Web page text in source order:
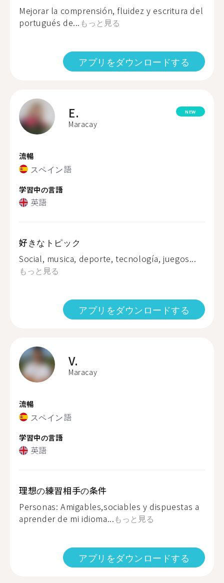
Mejorar la comprensión, fluidez y escritura del
portugués de... もっと見る
アプリをダウンロードする
E.
Maracay
NEW
流暢
スペイン語
学習中の言語
英語
好きなトピック
Social, musica, deporte, tecnología, juegos...
もっと見る
アプリをダウンロードする
V.
Maracay
流暢
スペイン語
学習中の言語
英語
理想の練習相手の条件
Personas: Amigables,sociables y dispuestas a
aprender de mi idioma...もっと見る
アプリをダウンロードする